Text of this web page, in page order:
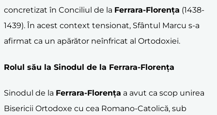
concretizat în Conciliul de la Ferrara-Florența (1438-
1439). În acest context tensionat, Sfântul Marcu s-a
afirmat ca un apărător neînfricat al Ortodoxiei.
Rolul său la Sinodul de la Ferrara-Florența
Sinodul de la Ferrara-Florența a avut ca scop unirea
Bisericii Ortodoxe cu cea Romano-Catolică, sub